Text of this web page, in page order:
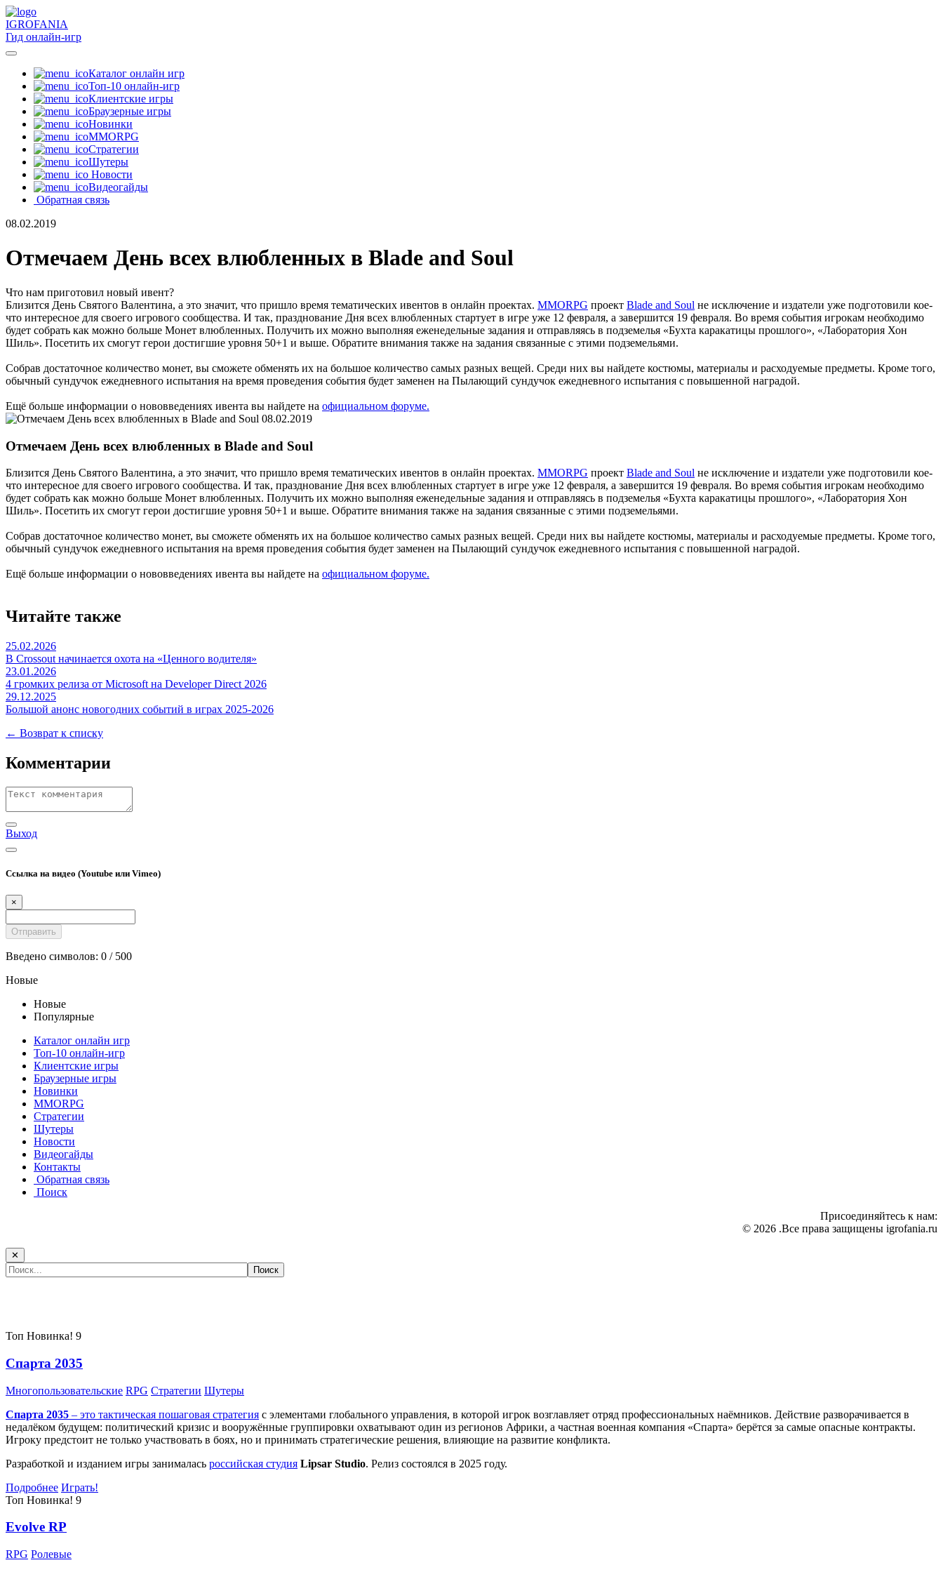
IGROFANIA
Гид онлайн-игр
Каталог онлайн игр
Топ-10 онлайн-игр
Клиентские игры
Браузерные игры
Новинки
MMORPG
Стратегии
Шутеры
Новости
Видеогайды
Обратная связь
08.02.2019
Отмечаем День всех влюбленных в Blade and Soul
Что нам приготовил новый ивент?
Близится День Святого Валентина, а это значит, что пришло время тематических ивентов в онлайн проектах. MMORPG проект Blade and Soul не исключение и издатели уже подготовили кое-
что интересное для своего игрового сообщества. И так, празднование Дня всех влюбленных стартует в игре уже 12 февраля, а завершится 19 февраля. Во время события игрокам необходимо
будет собрать как можно больше Монет влюбленных. Получить их можно выполняя еженедельные задания и отправляясь в подземелья «Бухта каракатицы прошлого», «Лаборатория Хон
Шиль». Посетить их смогут герои достигшие уровня 50+1 и выше. Обратите внимания также на задания связанные с этими подземельями.
Собрав достаточное количество монет, вы сможете обменять их на большое количество самых разных вещей. Среди них вы найдете костюмы, материалы и расходуемые предметы. Кроме того,
обычный сундучок ежедневного испытания на время проведения события будет заменен на Пылающий сундучок ежедневного испытания с повышенной наградой.
Ещё больше информации о нововведениях ивента вы найдете на официальном форуме.
08.02.2019
Отмечаем День всех влюбленных в Blade and Soul
Близится День Святого Валентина, а это значит, что пришло время тематических ивентов в онлайн проектах. MMORPG проект Blade and Soul не исключение и издатели уже подготовили кое-
что интересное для своего игрового сообщества. И так, празднование Дня всех влюбленных стартует в игре уже 12 февраля, а завершится 19 февраля. Во время события игрокам необходимо
будет собрать как можно больше Монет влюбленных. Получить их можно выполняя еженедельные задания и отправляясь в подземелья «Бухта каракатицы прошлого», «Лаборатория Хон
Шиль». Посетить их смогут герои достигшие уровня 50+1 и выше. Обратите внимания также на задания связанные с этими подземельями.
Собрав достаточное количество монет, вы сможете обменять их на большое количество самых разных вещей. Среди них вы найдете костюмы, материалы и расходуемые предметы. Кроме того,
обычный сундучок ежедневного испытания на время проведения события будет заменен на Пылающий сундучок ежедневного испытания с повышенной наградой.
Ещё больше информации о нововведениях ивента вы найдете на официальном форуме.
Читайте также
25.02.2026
В Crossout начинается охота на «Ценного водителя»
23.01.2026
4 громких релиза от Microsoft на Developer Direct 2026
29.12.2025
Большой анонс новогодних событий в играх 2025-2026
← Возврат к списку
Комментарии
Выход
Ссылка на видео (Youtube или Vimeo)
×
Введено символов: 0 / 500
Новые
Новые
Популярные
Каталог онлайн игр
Топ-10 онлайн-игр
Клиентские игры
Браузерные игры
Новинки
MMORPG
Стратегии
Шутеры
Новости
Видеогайды
Контакты
Обратная связь
Поиск
Присоединяйтесь к нам:
© 2026 .Все права защищены igrofania.ru
✕
Топ Новинка! 9
Спарта 2035
Многопользовательские RPG Стратегии Шутеры
Спарта 2035 – это тактическая пошаговая стратегия с элементами глобального управления, в которой игрок возглавляет отряд профессиональных наёмников. Действие разворачивается в
недалёком будущем: политический кризис и вооружённые группировки охватывают один из регионов Африки, а частная военная компания «Спарта» берётся за самые опасные контракты.
Игроку предстоит не только участвовать в боях, но и принимать стратегические решения, влияющие на развитие конфликта.
Разработкой и изданием игры занималась российская студия Lipsar Studio. Релиз состоялся в 2025 году.
Подробнее Играть!
Топ Новинка! 9
Evolve RP
RPG Ролевые